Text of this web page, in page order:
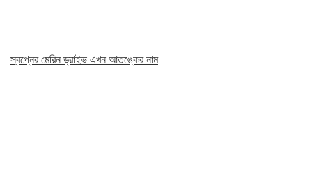
স্বপ্নের মেরিন ড্রাইভ এখন আতঙ্কের নাম